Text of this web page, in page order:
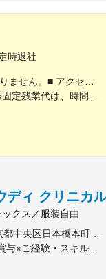
時退社
ィ クリニカル
クス／服装自由